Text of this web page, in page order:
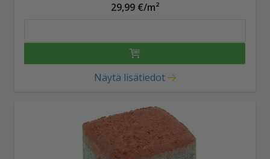
29,99 €/m²
Näytä lisätiedot